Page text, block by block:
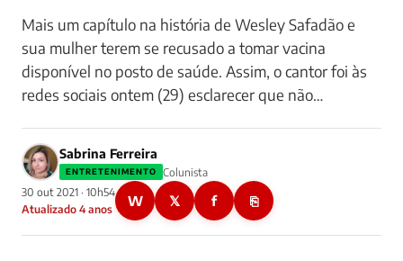
Mais um capítulo na história de Wesley Safadão e
sua mulher terem se recusado a tomar vacina
disponível no posto de saúde. Assim, o cantor foi às
redes sociais ontem (29) esclarecer que não…
Sabrina Ferreira
ENTRETENIMENTO
Colunista
30 out 2021 · 10h54
Atualizado 4 anos
W 𝕏 f ⎘